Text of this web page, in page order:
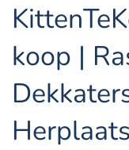
koop |